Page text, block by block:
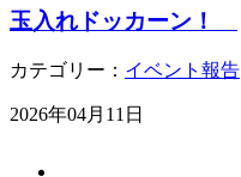
玉入れドッカーン！
カテゴリー： イベント報告
2026年04月11日